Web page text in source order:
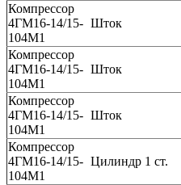
Компрессор
4ГМ16-14/15-
104М1
Шток
Компрессор
4ГМ16-14/15-
104М1
Шток
Компрессор
4ГМ16-14/15-
104М1
Шток
Компрессор
4ГМ16-14/15-
104М1
Цилиндр 1 ст.